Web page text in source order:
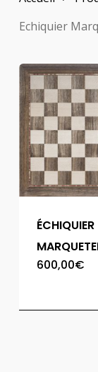
Echiquier
ÉCHIQUIER
600,00€